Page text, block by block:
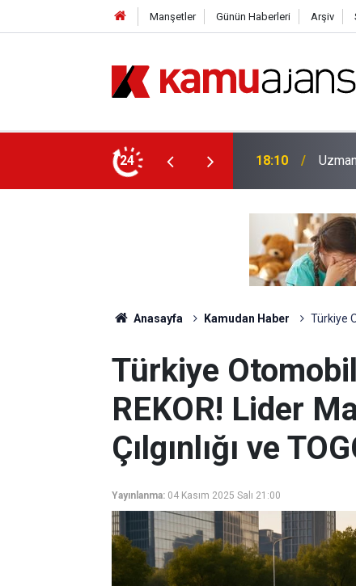
Manşetler Günün Haberleri Arşiv
24
Eğitimleri Sona Eriyor 17:10
Anasayfa Kamudan Haber Türkiye
Türkiye
REKOR! Lider
Çılgınlığı ve
Yayınlanma: 04 Kasım 2025 Salı 21:00